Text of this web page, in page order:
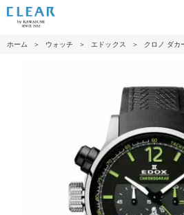
ホーム ＞ ウォッチ ＞ エドックス ＞ クロノ ダカ